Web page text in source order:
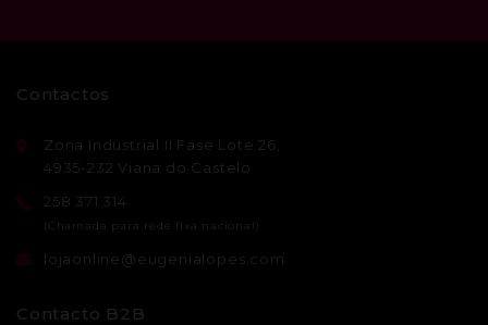
Contactos
Zona Industrial II Fase Lote 26,
4935-232 Viana do Castelo
258 371 314
lojaonline@eugenialopes.com
Contacto B2B